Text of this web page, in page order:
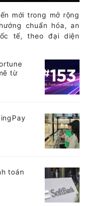
mới trong mở rộng
chuẩn hóa, an
tế, theo đại diện
từ
toán